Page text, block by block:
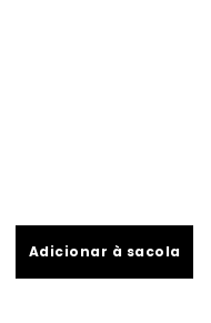
Adicionar à sacola